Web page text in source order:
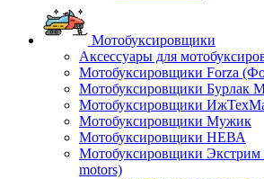
Мотобуксировщики
Аксессуары для
Мотобуксировщики Forza
Мотобуксировщики Бурлак
Мотобуксировщики
Мотобуксировщики Мужик
Мотобуксировщики НЕВА
Мотобуксировщики Экстрим
motors)